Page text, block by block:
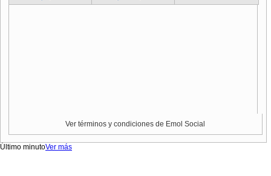
Ver términos y condiciones de Emol Social
Último minutoVer más